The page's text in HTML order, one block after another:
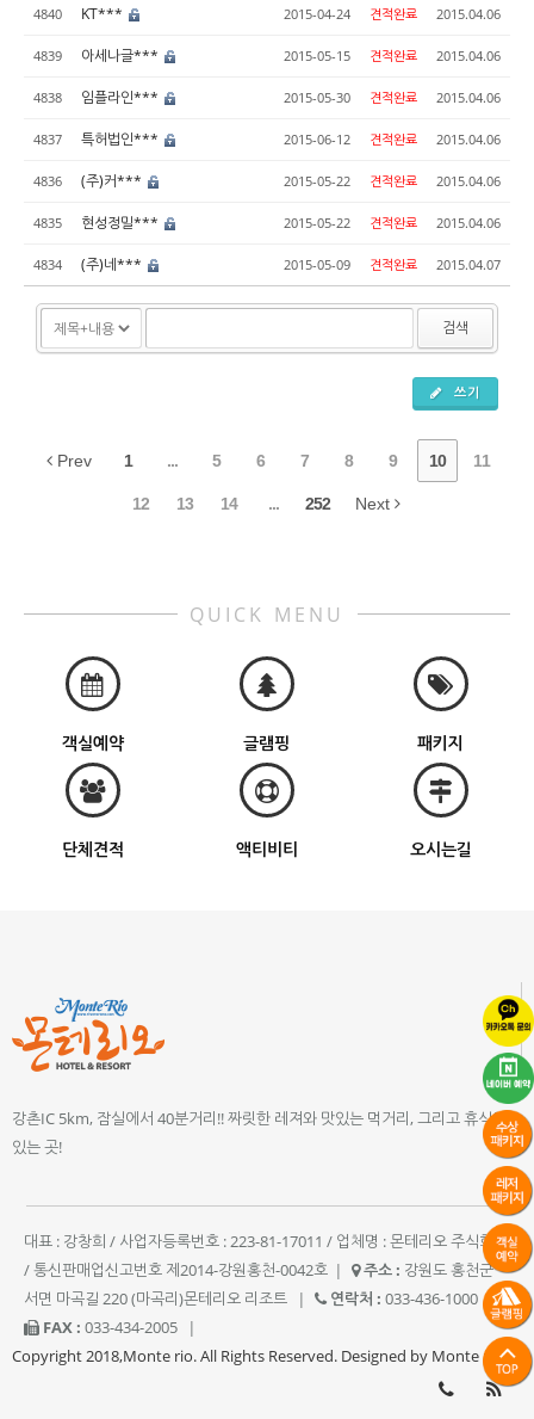
4840 KT*** 2015-04-24 견적완료 2015.04.06
4839 아세나글*** 2015-05-15 견적완료 2015.04.06
4838 임플라인*** 2015-05-30 견적완료 2015.04.06
4837 특허법인*** 2015-06-12 견적완료 2015.04.06
4836 (주)커*** 2015-05-22 견적완료 2015.04.06
4835 현성정밀*** 2015-05-22 견적완료 2015.04.06
4834 (주)네*** 2015-05-09 견적완료 2015.04.07
검색
쓰기
Prev 1 ... 5 6 7 8 9 10 11
12 13 14 ... 252 Next
QUICK MENU
객실예약 글램핑 패키지
단체견적 액티비티 오시는길
강촌IC 5km, 잠실에서 40분거리!! 짜릿한 레져와 맛있는 먹거리, 그리고 휴식이
있는 곳!
대표 : 강창희 / 사업자등록번호 : 223-81-17011 / 업체명 : 몬테리오 주식회사
/ 통신판매업신고번호 제2014-강원홍천-0042호 | 주소 : 강원도 홍천군
서면 마곡길 220 (마곡리)몬테리오 리조트
| 연락처 : 033-436-1000
|
FAX : 033-434-2005
|
Copyright 2018,Monte rio. All Rights Reserved. Designed by Monte rio.